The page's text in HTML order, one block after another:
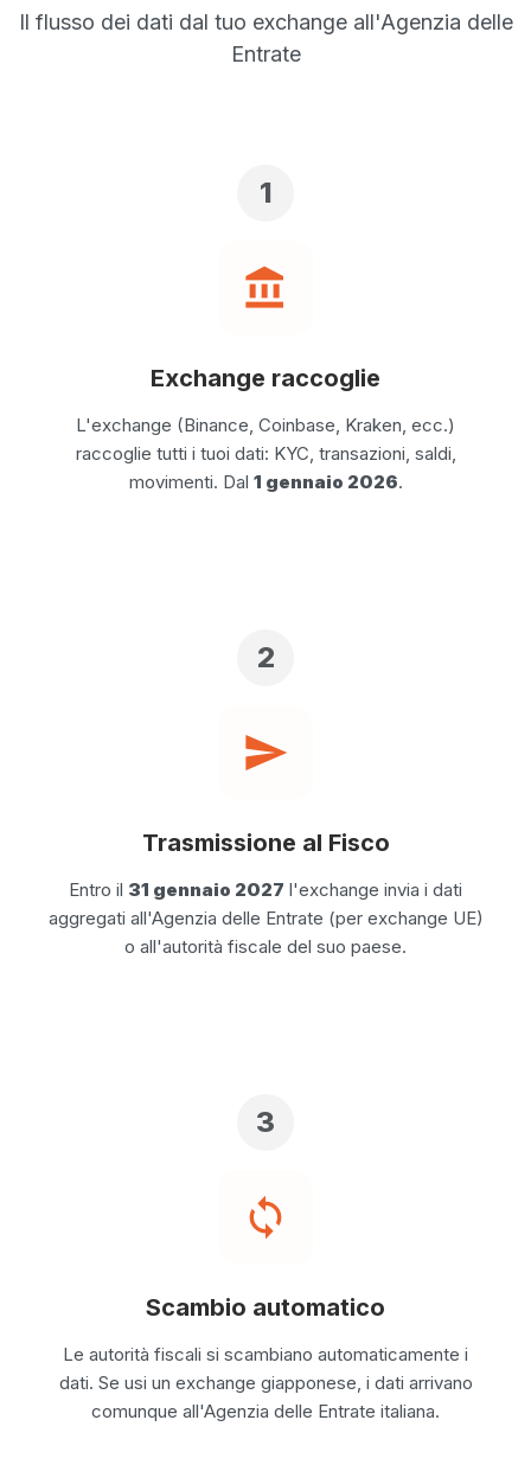
Il flusso dei dati dal tuo exchange all'Agenzia delle
Entrate
1
account_balance
Exchange raccoglie
L'exchange (Binance, Coinbase, Kraken, ecc.)
raccoglie tutti i tuoi dati: KYC, transazioni, saldi,
movimenti. Dal 1 gennaio 2026.
2
send
Trasmissione al Fisco
Entro il 31 gennaio 2027 l'exchange invia i dati
aggregati all'Agenzia delle Entrate (per exchange UE)
o all'autorità fiscale del suo paese.
3
sync
Scambio automatico
Le autorità fiscali si scambiano automaticamente i
dati. Se usi un exchange giapponese, i dati arrivano
comunque all'Agenzia delle Entrate italiana.